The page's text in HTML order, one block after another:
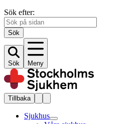
Sök efter:
Sök
Sök Meny
Tillbaka
Sjukhus